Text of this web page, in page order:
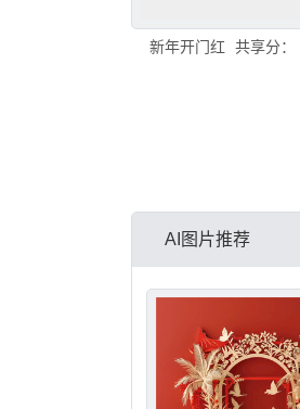
新年开门红 共享分：
AI图片推荐